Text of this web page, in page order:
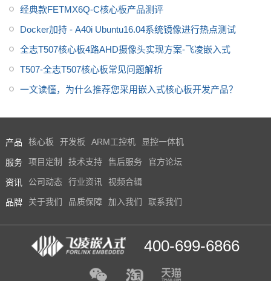
经典款FETMX6Q-C核心板产品测评
Docker加持 - A40i Ubuntu16.04系统镜像进行热点测试
全志T507核心板4路AHD摄像头实现方案-飞凌嵌入式
T507-全志T507核心板常见问题解析
一文读懂，为什么推荐您采用嵌入式核心板开发产品？
产品 核心板 开发板 ARM工控机 显控一体机
服务 项目定制 技术支持 售后服务 官方论坛
资讯 公司动态 行业资讯 视频合辑
品牌 关于我们 品质保障 加入我们 联系我们
400-699-6866